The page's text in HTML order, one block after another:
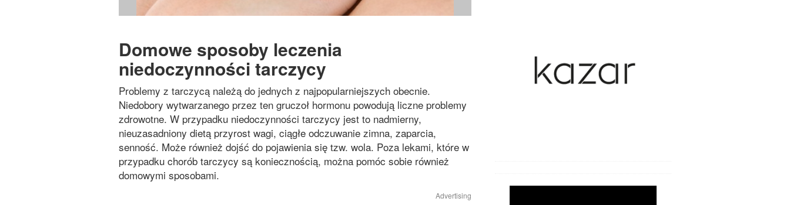
Domowe sposoby leczenia
niedoczynności tarczycy
Problemy z tarczycą należą do jednych z najpopularniejszych obecnie.
Niedobory wytwarzanego przez ten gruczoł hormonu powodują liczne problemy
zdrowotne. W przypadku niedoczynności tarczycy jest to nadmierny,
nieuzasadniony dietą przyrost wagi, ciągłe odczuwanie zimna, zaparcia,
senność. Może również dojść do pojawienia się tzw. wola. Poza lekami, które w
przypadku chorób tarczycy są koniecznością, można pomóc sobie również
domowymi sposobami.
Advertising